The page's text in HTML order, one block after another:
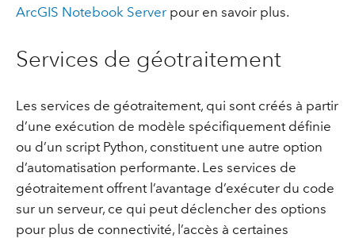
ArcGIS Notebook Serverpour en savoir plus.
Services de géotraitement
Les services de géotraitement, qui sont créés à partir
d’une exécution de modèle spécifiquement définie
ou d’un script Python, constituent une autre option
d’automatisation performante. Les services de
géotraitement offrent l’avantage d’exécuter du code
sur un serveur, ce qui peut déclencher des options
pour plus de connectivité, l’accès à certaines